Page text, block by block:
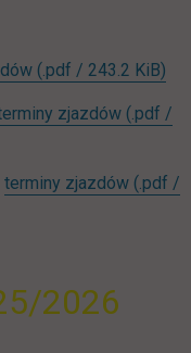
(.pdf / 243.2 KiB)
zjazdów (.pdf /
terminy zjazdów (.pdf /
2026